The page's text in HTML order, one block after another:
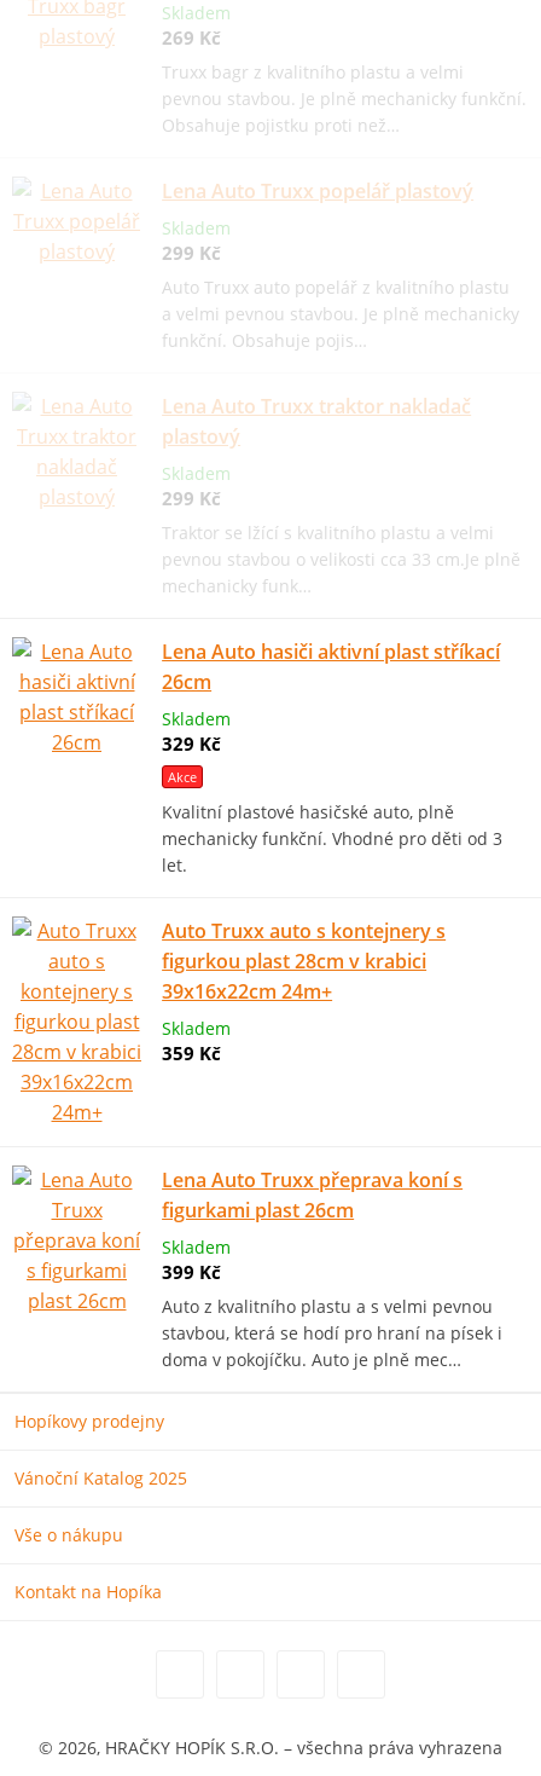
Skladem
269 Kč
Truxx bagr z kvalitního plastu a velmi
pevnou stavbou. Je plně mechanicky funkční.
Obsahuje pojistku proti než…
Lena Auto Truxx popelář plastový
Skladem
299 Kč
Auto Truxx auto popelář z kvalitního plastu
a velmi pevnou stavbou. Je plně mechanicky
funkční. Obsahuje pojis…
Lena Auto Truxx traktor nakladač
plastový
Skladem
299 Kč
Traktor se lžící s kvalitního plastu a velmi
pevnou stavbou o velikosti cca 33 cm.Je plně
mechanicky funk…
Lena Auto hasiči aktivní plast stříkací
26cm
Skladem
329 Kč
Akce
Kvalitní plastové hasičské auto, plně
mechanicky funkční. Vhodné pro děti od 3
let.
Auto Truxx auto s kontejnery s
figurkou plast 28cm v krabici
39x16x22cm 24m+
Skladem
359 Kč
Lena Auto Truxx přeprava koní s
figurkami plast 26cm
Skladem
399 Kč
Auto z kvalitního plastu a s velmi pevnou
stavbou, která se hodí pro hraní na písek i
doma v pokojíčku. Auto je plně mec…
Hopíkovy prodejny
Vánoční Katalog 2025
Vše o nákupu
Kontakt na Hopíka
© 2026, HRAČKY HOPÍK S.R.O. – všechna práva vyhrazena